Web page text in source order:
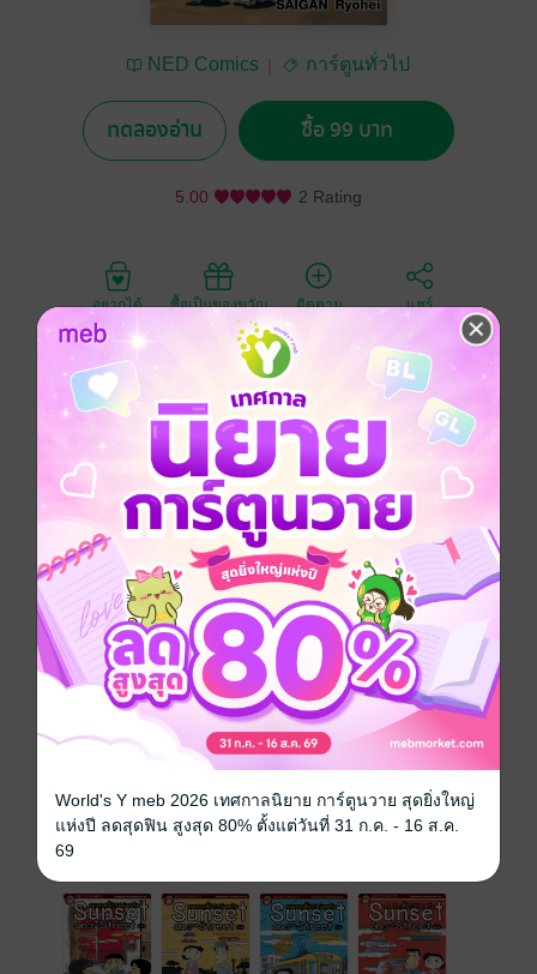
NED Comics การ์ตูนทั่วไป
ทดลองอ่าน ซื้อ 99 บาท
5.00 2 Rating
อยากได้ ซื้อเป็นของขวัญ ติดตาม แชร์
การ์ตูนที่ทั้งลายเส้น และเนื้อเรื่องชวนอบอุ่นหัวใจ กรุ่น
กลิ่นอายสมัยโชวะ ทศวรรษที่ 30 ถ่ายทอดเรื่องราวอบอุ่น
ชวนซึ้งย่านดาวน์ทาวน์ในกรุงโตเกียว เหมาะสำหรับทุก
คนที่มีความรักความอบอุ่นอยู่ในหัวใจ
การ์ตูนญี่ปุ่น ดรามา สไลซ์ออฟไลฟ์
ซีรีส์ Sunset on 3rd street ถนนสายนี้หัวใจไม่เคยลืม
ประเภทไฟล์
วันที่วางขาย 04 เมษายน 2562
ความยาว 248 หน้า
ราคาปก 105 บาท (ประหยัด 5%)
เล่มอื่นๆ ในซีรีส์
World's Y meb 2026 เทศกาลนิยาย การ์ตูนวาย สุดยิ่งใหญ่
แห่งปี ลดสุดฟิน สูงสุด 80% ตั้งแต่วันที่ 31 ก.ค. - 16 ส.ค.
69